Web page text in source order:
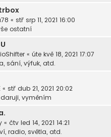
« stř srp 11, 2021 16:00
ostatní
« úte kvě 18, 2021 17:07
sání, výfuk, atd.
« stř dub 21, 2021 20:02
vyměním
« čtv led 14, 2021 14:21
radio, světla, atd.